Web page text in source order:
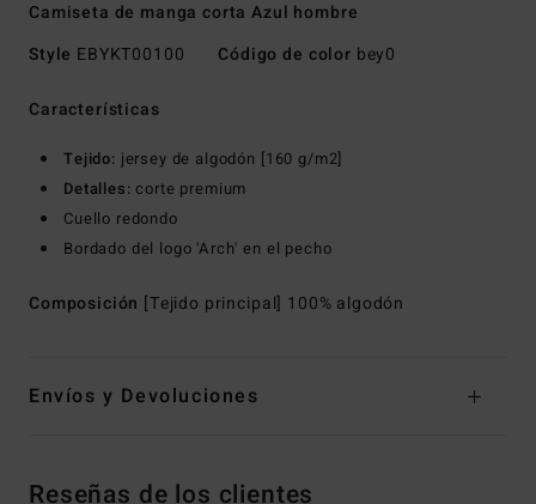
Camiseta de manga corta Azul hombre
Style EBYKT00100 Código de color bey0
Características
Tejido: jersey de algodón [160 g/m2]
Detalles: corte premium
Cuello redondo
Bordado del logo 'Arch' en el pecho
Composición [Tejido principal] 100% algodón
Envíos y Devoluciones
Reseñas de los clientes